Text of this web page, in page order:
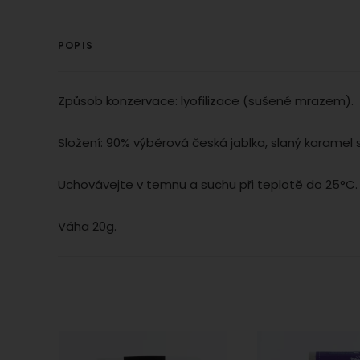
POPIS
Způsob konzervace: lyofilizace (sušené mrazem).
Složení: 90% výběrová česká jablka, slaný
Uchovávejte v temnu a suchu při teplotě do 25°C.
Váha 20g.